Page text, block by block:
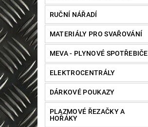
RUČNÍ NÁŘADÍ
MATERIÁLY PRO SVAŘOVÁNÍ
MEVA - PLYNOVÉ SPOTŘEBIČE
ELEKTROCENTRÁLY
DÁRKOVÉ POUKAZY
PLAZMOVÉ ŘEZAČKY A
HOŘÁKY